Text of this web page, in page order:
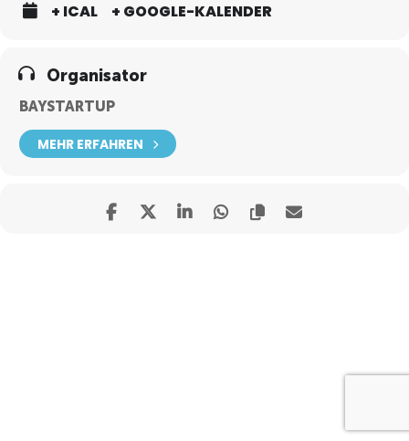
+ ICAL + GOOGLE-KALENDER
Organisator
BAYSTARTUP
MEHR ERFAHREN